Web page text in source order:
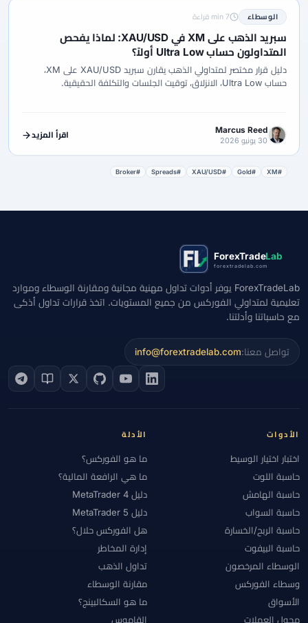
الوسطاء 7 min قراءة
سبريد الذهب على XM في XAU/USD: لماذا يفحص
المتداولون حساب Ultra Low أولاً؟
دليل قرار مختصر لمتداولي الذهب يقارن سبريد XAU/USD على XM،
حساب Ultra Low، الانزلاق، توقيت الجلسات والتكلفة الحقيقية.
Marcus Reed
30 يونيو 2026
اقرأ المزيد
#XM
#Gold
#XAU/USD
#Spreads
#Broker
ForexTradeLab
forextradelab.com
ForexTradeLab يوفر أدوات تداول مهنية مجانية ومقارنة الوسطاء وموارد
تعليمية لمتداولي الفوركس من جميع المستويات. اتخذ قرارات تداول أذكى
مع حاسباتنا وأدلتنا.
تواصل معنا:info@forextradelab.com
الأدوات
اختبار اختيار الوسيط
حاسبة اللوت
حاسبة الهامش
حاسبة السواب
حاسبة الربح/الخسارة
حاسبة البيفوت
الوسطاء المرخصون
وسطاء الفوركس
الأسواق
محول العملات
الأدلة
ما هو الفوركس؟
ما هي الرافعة المالية؟
دليل MetaTrader 4
دليل MetaTrader 5
هل الفوركس حلال؟
إدارة المخاطر
تداول الذهب
مقارنة الوسطاء
ما هو السكالبينج؟
القاموس